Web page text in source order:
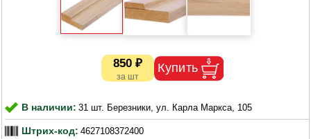
850 ₽
В наличии: 31 шт. Березники, ул. Карла Маркса, 105
Штрих-код: 4627108372400